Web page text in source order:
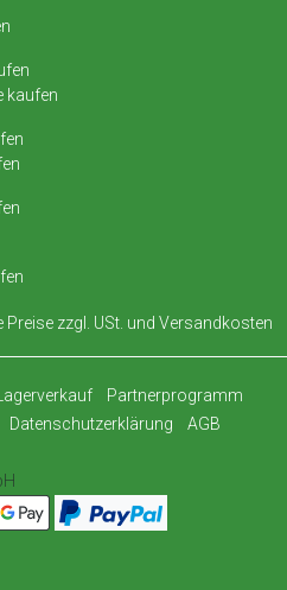
kaufen
Preise zzgl. USt. und Versandkosten
Lagerverkauf
Partnerprogramm
Datenschutzerklärung
AGB